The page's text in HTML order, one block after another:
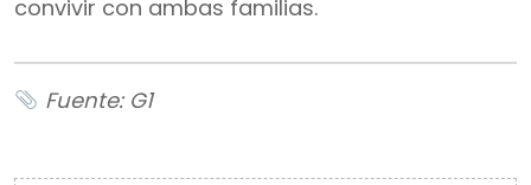
convivir con ambas familias.
Fuente: G1